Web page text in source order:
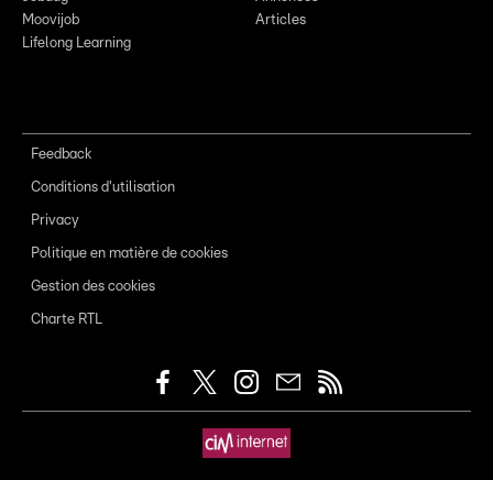
Moovijob
Lifelong Learning
Articles
Feedback
Conditions d'utilisation
Privacy
Politique en matière de cookies
Gestion des cookies
Charte RTL